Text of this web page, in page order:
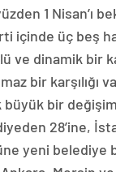
1 Nisan’ı
içinde üç beş
ve dinamik bir
bir karşılığı
bir değişim
28’ine,
yeni belediye